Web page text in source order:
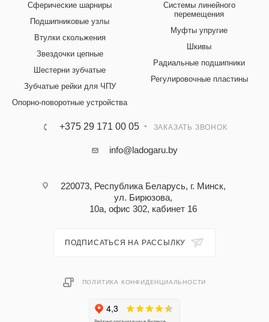
Сферические шарниры
Подшипниковые узлы
Втулки скольжения
Звездочки цепные
Шестерни зубчатые
Зубчатые рейки для ЧПУ
Опорно-поворотные устройства
Системы линейного
перемещения
Муфты упругие
Шкивы
Радиальные подшипники
Регулировочные пластины
+375 29 171 00 05 ЗАКАЗАТЬ ЗВОНОК
info@ladogaru.by
220073, Республика Беларусь, г. Минск,
ул. Бирюзова,
10а, офис 302, кабинет 16
ПОДПИСАТЬСЯ НА РАССЫЛКУ
ПОЛИТИКА КОНФИДЕНЦИАЛЬНОСТИ